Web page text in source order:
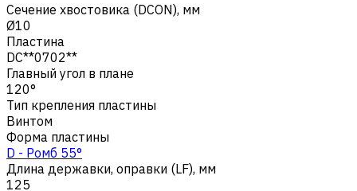
Сечение хвостовика (DCON), мм
Ø10
Пластина
DC**0702**
Главный угол в плане
120°
Тип крепления пластины
Винтом
Форма пластины
D - Ромб 55°
Длина державки, оправки (LF), мм
125